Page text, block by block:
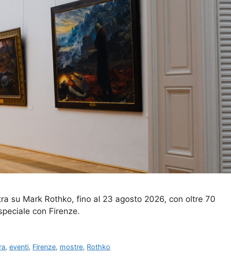
su Mark Rothko, fino al 23 agosto 2026, con oltre 70
con Firenze.
,eventi, Firenze, mostre, Rothko